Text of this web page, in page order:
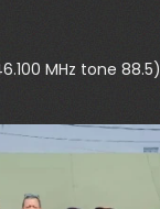
MHz tone 88.5)